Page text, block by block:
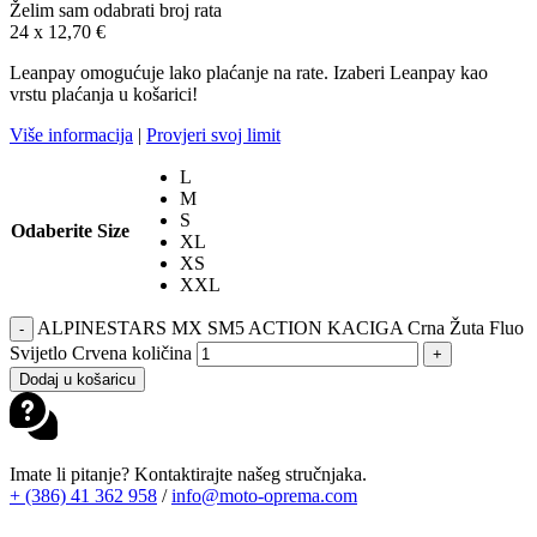
Želim sam odabrati broj rata
24 x 12,70 €
Leanpay omogućuje lako plaćanje na rate. Izaberi Leanpay kao
vrstu plaćanja u košarici!
Više informacija | Provjeri svoj limit
Odaberite Size
L
M
S
XL
XS
XXL
-
ALPINESTARS MX SM5 ACTION KACIGA Crna Žuta Fluo
Svijetlo Crvena količina
+
Dodaj u košaricu
Imate li pitanje? Kontaktirajte našeg stručnjaka.
+ (386) 41 362 958 /info@moto-oprema.com